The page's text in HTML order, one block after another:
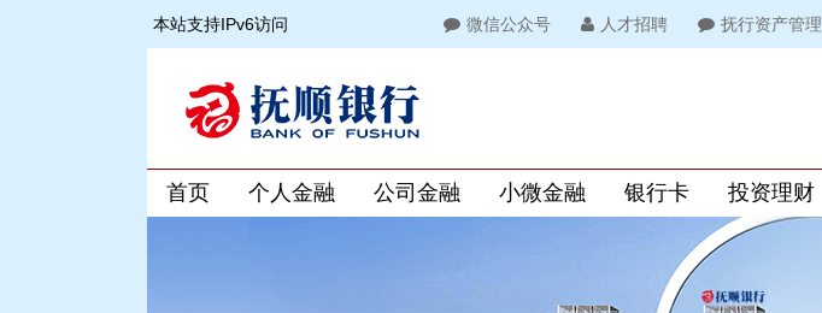
本站支持IPv6访问 微信公众号 人才招聘 抚行资产管理
首页 个人金融 公司金融 小微金融 银行卡 投资理财